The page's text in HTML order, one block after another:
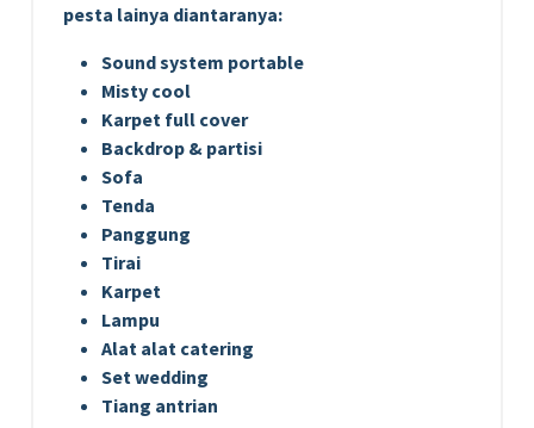
pesta lainya diantaranya:
Sound system portable
Misty cool
Karpet full cover
Backdrop & partisi
Sofa
Tenda
Panggung
Tirai
Karpet
Lampu
Alat alat catering
Set wedding
Tiang antrian